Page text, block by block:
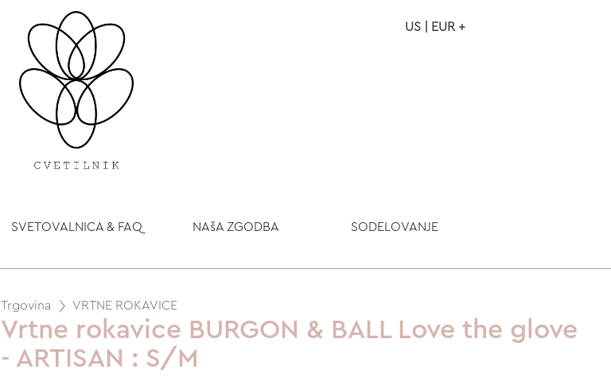
US | EUR +
SVETOVALNICA & FAQ NAšA ZGODBA SODELOVANJE
Trgovina VRTNE ROKAVICE
Vrtne rokavice BURGON & BALL Love the glove
- ARTISAN : S/M